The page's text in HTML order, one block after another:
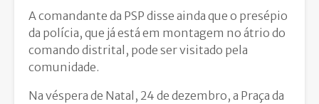
A comandante da PSP disse ainda que o presépio
da polícia, que já está em montagem no átrio do
comando distrital, pode ser visitado pela
comunidade.
Na véspera de Natal, 24 de dezembro, a Praça da